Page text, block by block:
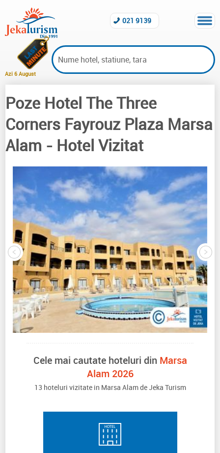
Azi 6 August
021 9139
Hoteluri vizitate Marsa Alam
Poze Hotel The Three
Corners Fayrouz Plaza Marsa
Alam - Hotel Vizitat
Cele mai cautate hoteluri din Marsa
Alam 2026
13 hoteluri vizitate in Marsa Alam de Jeka Turism